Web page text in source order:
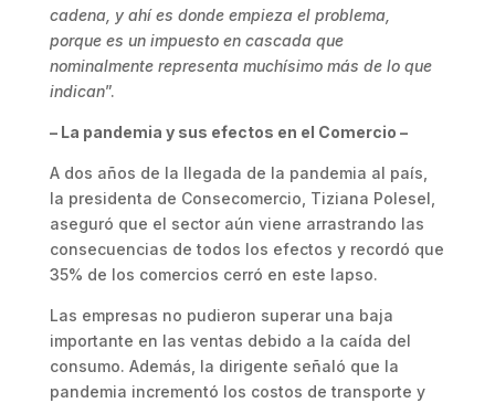
cadena, y ahí es donde empieza el problema,
porque es un impuesto en cascada que
nominalmente representa muchísimo más de lo que
indican”.
– La pandemia y sus efectos en el Comercio –
A dos años de la llegada de la pandemia al país,
la presidenta de Consecomercio, Tiziana Polesel,
aseguró que el sector aún viene arrastrando las
consecuencias de todos los efectos y recordó que
35% de los comercios cerró en este lapso.
Las empresas no pudieron superar una baja
importante en las ventas debido a la caída del
consumo. Además, la dirigente señaló que la
pandemia incrementó los costos de transporte y